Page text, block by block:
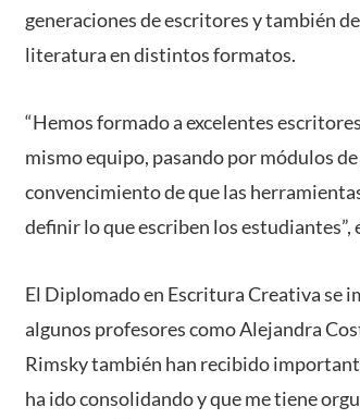
generaciones de escritores y también
literatura en distintos formatos.
“Hemos formado a excelentes
mismo equipo, pasando por módulos
convencimiento de que las
definir lo que escriben los estudiantes”,
El Diplomado en Escritura Creativa se
algunos profesores como Alejandra
Rimsky también han recibido
ha ido consolidando y que me tiene